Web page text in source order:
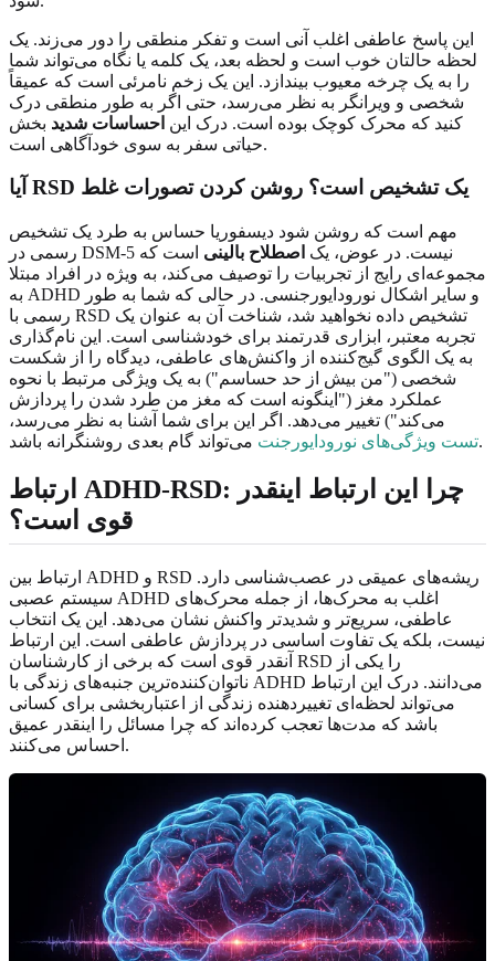
این پاسخ عاطفی اغلب آنی است و تفکر منطقی را دور می‌زند. یک
لحظه حالتان خوب است و لحظه بعد، یک کلمه یا نگاه می‌تواند شما
را به یک چرخه معیوب بیندازد. این یک زخم نامرئی است که عمیقاً
شخصی و ویرانگر به نظر می‌رسد، حتی اگر به طور منطقی درک
کنید که محرک کوچک بوده است. درک این احساسات شدید بخش
حیاتی سفر به سوی خودآگاهی است.
آیا RSD یک تشخیص است؟ روشن کردن تصورات غلط
مهم است که روشن شود دیسفوریا حساس به طرد یک تشخیص
رسمی در DSM-5 نیست. در عوض، یک اصطلاح بالینی است که
مجموعه‌ای رایج از تجربیات را توصیف می‌کند، به ویژه در افراد مبتلا
به ADHD و سایر اشکال نورودایورجنسی. در حالی که شما به طور
رسمی با RSD تشخیص داده نخواهید شد، شناخت آن به عنوان یک
تجربه معتبر، ابزاری قدرتمند برای خودشناسی است. این نام‌گذاری
به یک الگوی گیج‌کننده از واکنش‌های عاطفی، دیدگاه را از شکست
شخصی ("من بیش از حد حساسم") به یک ویژگی مرتبط با نحوه
عملکرد مغز ("اینگونه است که مغز من طرد شدن را پردازش
می‌کند") تغییر می‌دهد. اگر این برای شما آشنا به نظر می‌رسد،
تست ویژگی‌های نورودایورجنتمی‌تواند گام بعدی روشنگرانه باشد.
ارتباط ADHD-RSD: چرا این ارتباط اینقدر
قوی است؟
ارتباط بین ADHD و RSD ریشه‌های عمیقی در عصب‌شناسی دارد.
سیستم عصبی ADHD اغلب به محرک‌ها، از جمله محرک‌های
عاطفی، سریع‌تر و شدیدتر واکنش نشان می‌دهد. این یک انتخاب
نیست، بلکه یک تفاوت اساسی در پردازش عاطفی است. این ارتباط
آنقدر قوی است که برخی از کارشناسان RSD را یکی از
ناتوان‌کننده‌ترین جنبه‌های زندگی با ADHD می‌دانند. درک این ارتباط
می‌تواند لحظه‌ای تغییردهنده زندگی از اعتباربخشی برای کسانی
باشد که مدت‌ها تعجب کرده‌اند که چرا مسائل را اینقدر عمیق
احساس می‌کنند.